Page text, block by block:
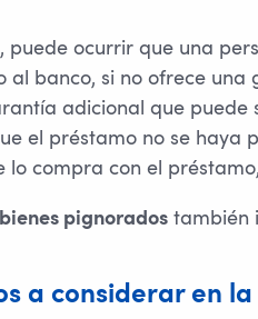
puede ocurrir que una
al banco, si no ofrece
adicional que puede
el préstamo no se haya
lo compra con el
pignoradostambién
a considerar en